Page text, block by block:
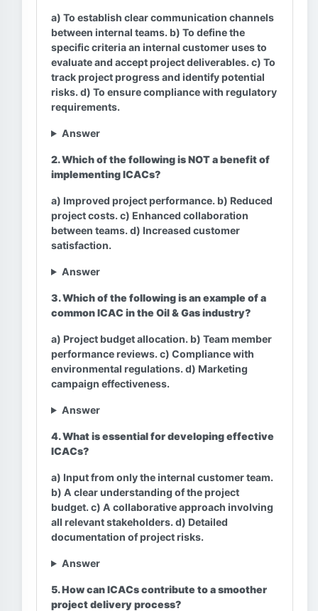
a) To establish clear communication channels
between internal teams. b) To define the
specific criteria an internal customer uses to
evaluate and accept project deliverables. c) To
track project progress and identify potential
risks. d) To ensure compliance with regulatory
requirements.
Answer
2. Which of the following is NOT a benefit of
implementing ICACs?
a) Improved project performance. b) Reduced
project costs. c) Enhanced collaboration
between teams. d) Increased customer
satisfaction.
Answer
3. Which of the following is an example of a
common ICAC in the Oil & Gas industry?
a) Project budget allocation. b) Team member
performance reviews. c) Compliance with
environmental regulations. d) Marketing
campaign effectiveness.
Answer
4. What is essential for developing effective
ICACs?
a) Input from only the internal customer team.
b) A clear understanding of the project
budget. c) A collaborative approach involving
all relevant stakeholders. d) Detailed
documentation of project risks.
Answer
5. How can ICACs contribute to a smoother
project delivery process?